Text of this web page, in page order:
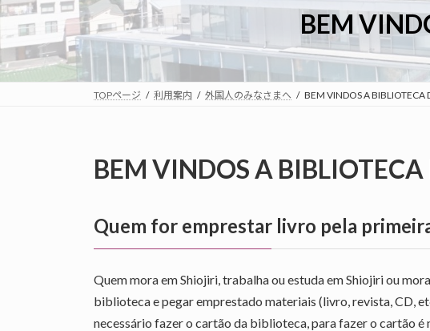
ッ
移
BEM
TOPページ 利用案内 外国人のみなさまへ BEM VINDOS A BIBLIOTECA
BEM VINDOS A BIBLIOTECA
Quem for emprestar livro pela
Quem mora em Shiojiri, trabalha ou estuda em Shiojiri ou
biblioteca e pegar emprestado materiais (livro, revista, CD,
necessário fazer o cartão da biblioteca, para fazer o cartão